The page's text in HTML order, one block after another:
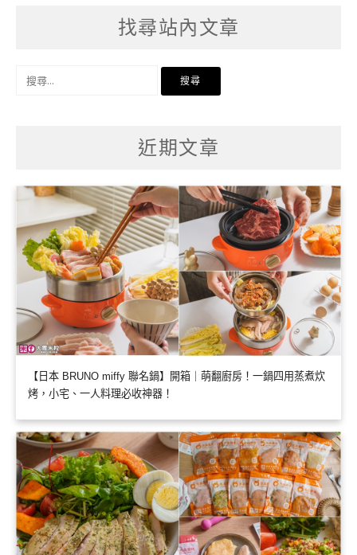
找尋站內文章
近期文章
【日本 BRUNO miffy 聯名鍋】開箱｜萌翻廚房！一鍋四用蒸煮炊
烤，小宅、一人料理必收神器！